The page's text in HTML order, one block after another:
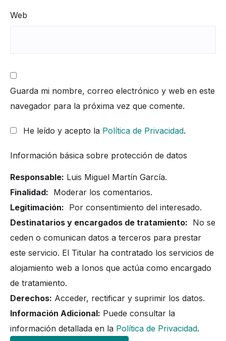
Web
Guarda mi nombre, correo electrónico y web en este
navegador para la próxima vez que comente.
He leído y acepto la Política de Privacidad.
Información básica sobre protección de datos
Responsable: Luis Miguel Martín García.
Finalidad: Moderar los comentarios.
Legitimación: Por consentimiento del interesado.
Destinatarios y encargados de tratamiento: No se
ceden o comunican datos a terceros para prestar
este servicio. El Titular ha contratado los servicios de
alojamiento web a Ionos que actúa como encargado
de tratamiento.
Derechos: Acceder, rectificar y suprimir los datos.
Información Adicional: Puede consultar la
información detallada en la Política de Privacidad.